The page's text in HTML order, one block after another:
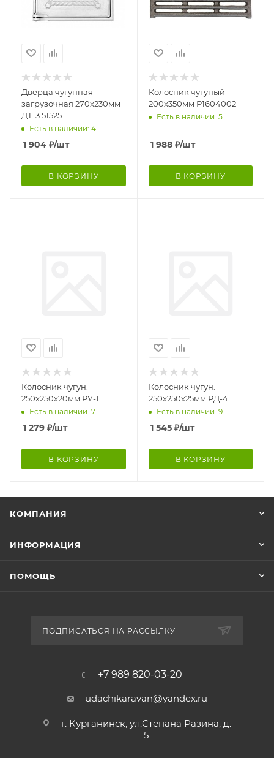
Дверца чугунная
загрузочная 270х230мм
ДТ-3 51525
Есть в наличии: 4
1 904 ₽/шт
В КОРЗИНУ
Колосник чугуный
200х350мм Р1604002
Есть в наличии: 5
1 988₽/шт
В КОРЗИНУ
Колосник чугун.
250х250х20мм РУ-1
Есть в наличии: 7
1 279 ₽/шт
В КОРЗИНУ
Колосник чугун.
250х250х25мм РД-4
Есть в наличии: 9
1 545₽/шт
В КОРЗИНУ
КОМПАНИЯ
ИНФОРМАЦИЯ
ПОМОЩЬ
ПОДПИСАТЬСЯ НА РАССЫЛКУ
+7 989 820-03-20
udachikaravan@yandex.ru
г. Курганинск, ул.Степана Разина, д.
5